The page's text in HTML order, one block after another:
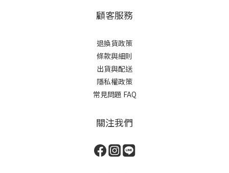
顧客服務
退換貨政策
條款與細則
出貨與配送
隱私權政策
常見問題 FAQ
關注我們